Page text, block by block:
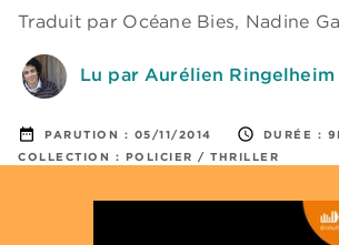
Traduit par Océane Bies, Nadine
Lu par Aurélien Ringelheim
date_range PARUTION : 05/11/2014 access_time DURÉE :
COLLECTION : POLICIER / THRILLER